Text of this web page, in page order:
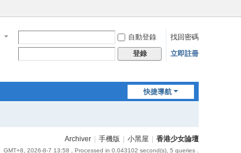
自動登錄
找回密碼
登錄 立即註冊
快捷導航
Archiver 手機版 小黑屋 香港少女論壇
GMT+8, 2026-8-7 13:58 , Processed in 0.043102 second(s), 5 queries .